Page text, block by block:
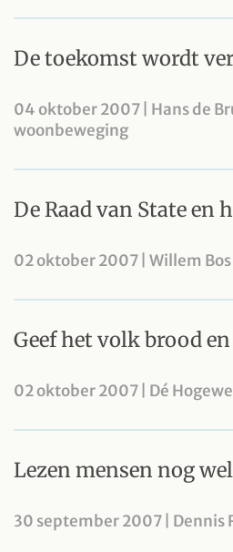
De toekomst wordt
04 oktober 2007 | Hans de
woonbeweging
De Raad van State en
02 oktober 2007 | Willem Bos
Geef het volk brood
02 oktober 2007 | Dé
Lezen mensen nog
30 september 2007 | Dennis